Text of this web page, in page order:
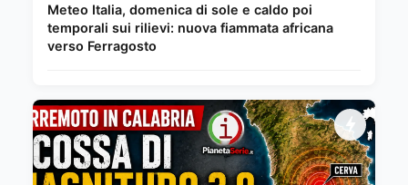
Meteo Italia, domenica di sole e caldo poi
temporali sui rilievi: nuova fiammata africana
verso Ferragosto